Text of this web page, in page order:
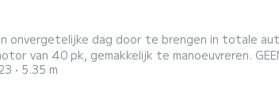
onvergetelijke dag door te brengen in totale
te manoeuvreren. GEEN VAARBREVET VEREIST! Deze
kussens en een stuurpositie die
de warmste uren
5.35 m